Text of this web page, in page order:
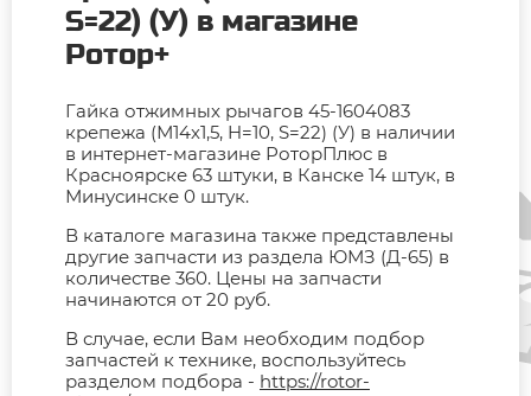
S=22) (У) в магазине
Ротор+
Гайка отжимных рычагов 45-1604083
крепежа (М14х1,5, H=10, S=22) (У) в наличии
в интернет-магазине РоторПлюс в
Красноярске 63 штуки, в Канске 14 штук, в
Минусинске 0 штук.
В каталоге магазина также представлены
другие запчасти из раздела ЮМЗ (Д-65) в
количестве 360. Цены на запчасти
начинаются от 20 руб.
В случае, если Вам необходим подбор
запчастей к технике, воспользуйтесь
разделом подбора - https://rotor-